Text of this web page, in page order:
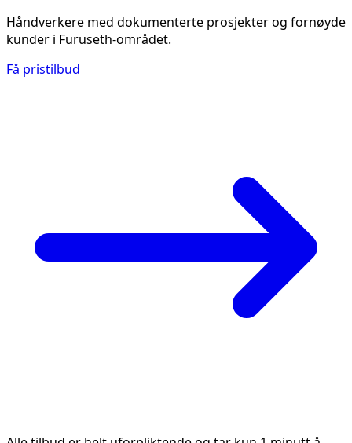
Håndverkere med dokumenterte prosjekter og fornøyde
kunder i Furuseth-området.
Få pristilbud